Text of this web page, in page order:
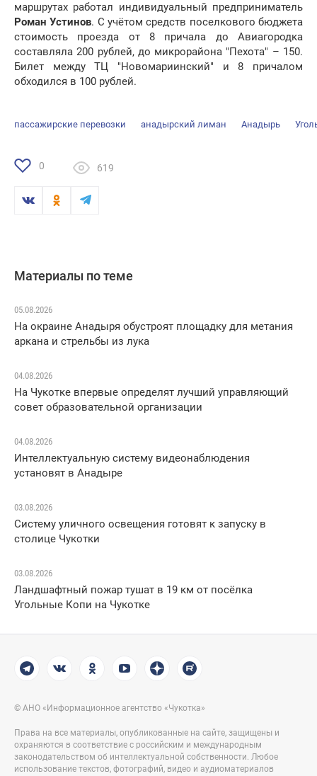
маршрутах работал индивидуальный предприниматель
Роман Устинов. С учётом средств поселкового бюджета
стоимость проезда от 8 причала до Авиагородка
составляла 200 рублей, до микрорайона "Пехота" – 150.
Билет между ТЦ "Новомариинский" и 8 причалом
обходился в 100 рублей.
пассажирские перевозки анадырский лиман Анадырь
0 619
Материалы по теме
05.08.2026
На окраине Анадыря обустроят площадку для метания
аркана и стрельбы из лука
04.08.2026
На Чукотке впервые определят лучший управляющий
совет образовательной организации
04.08.2026
Интеллектуальную систему видеонаблюдения
установят в Анадыре
03.08.2026
Систему уличного освещения готовят к запуску в
столице Чукотки
03.08.2026
Ландшафтный пожар тушат в 19 км от посёлка
Угольные Копи на Чукотке
© АНО «Информационное агентство «Чукотка»
Права на все материалы, опубликованные на сайте, защищены и
охраняются в соответствие с российским и международным
законодательством об интеллектуальной собственности. Любое
использование текстов, фотографий, видео и аудиоматериалов